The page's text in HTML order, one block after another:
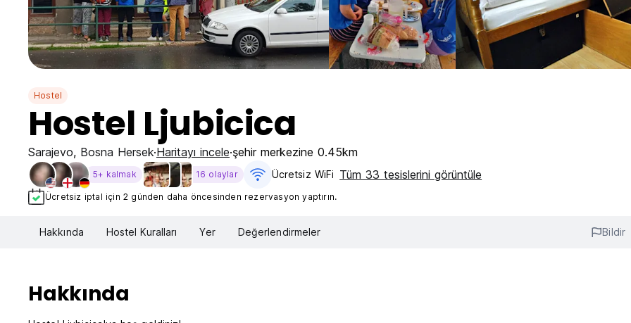
Hostel
Hostel Ljubicica
Sarajevo, Bosna Hersek Haritayı incele şehir merkezine 0.45km
5+ kalmak 16 olaylar Ücretsiz WiFi Tüm 33 tesislerini görüntüle
Ücretsiz iptal için 2 günden daha öncesinden rezervasyon yaptırın.
Hakkında Hostel Kuralları Yer Değerlendirmeler Bildir
Hakkında